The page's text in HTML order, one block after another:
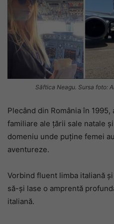
Săftica Neagu. Sursa foto:
Plecând din România în
familiare ale țării sale natale
domeniu unde puține femei
aventureze.
Vorbind fluent limba italiană
să-și lase o amprentă
italiană.